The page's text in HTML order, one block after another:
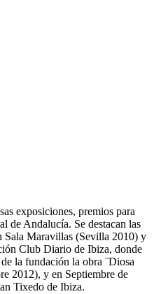
exposiciones, premios para
de Andalucía. Se destacan las
Sala Maravillas (Sevilla 2010) y
Club Diario de Ibiza, donde
la fundación la obra ¨Diosa
2012), y en Septiembre de
Tixedo de Ibiza.